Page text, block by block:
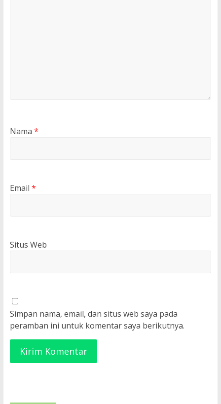
Nama *
Email *
Situs Web
Simpan nama, email, dan situs web saya pada
peramban ini untuk komentar saya berikutnya.